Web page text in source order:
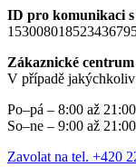
ID pro komunikaci
Zákaznické
V případě jakýchkoliv
Po–pá – 8:00 až 21:00
So–ne – 9:00 až 21:00
Zavolat na tel. +420